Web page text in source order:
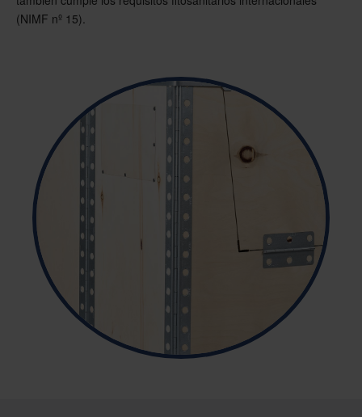
(NIMF nº 15).